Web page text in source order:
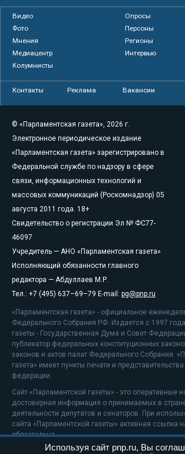
Видео
Опросы
Фото
Персоны
Мнения
Регионы
Медиацентр
Интервью
Колумнисты
Контакты Реклама Вакансии
© «Парламентская газета», 2026 г.
Электронное периодическое издание
«Парламентская газета» зарегистрировано в
Федеральной службе по надзору в сфере
связи, информационных технологий и
массовых коммуникаций (Роскомнадзор) 05
августа 2011 года. 18+
Свидетельство о регистрации Эл № ФС77-
46097
Учредитель — АНО «Парламентская газета»
Исполняющий обязанности главного
редактора — Абдуллаев М.Р.
Тел.: +7 (495) 637–69–79 E-mail: pg@pnp.ru
«Парламентская газета» - официальное
Федерального Собрания РФ. Издается с 1997
газеты - Государственная Дума и Совет
публикатор федеральных конституционных
законов и актов палат Федерального Собрания.
газета» имеет пункты печати и
федерации.
Сайт «Парламентской газеты» - это оперативные
достоверная информация о принимаемых в
деятельности депутатов и сенаторов. При
сайта «Парламентской газеты» активная ссылка
обязательна.
На информационном ресурсе применяются
Используя сайт pnp.ru, Вы